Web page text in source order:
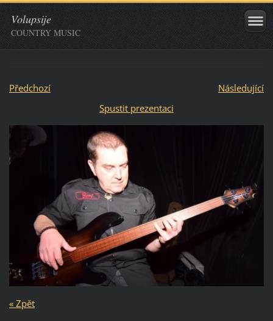
Volupsije
COUNTRY MUSIC
Předchozí
Následující
Spustit prezentaci
« Zpět